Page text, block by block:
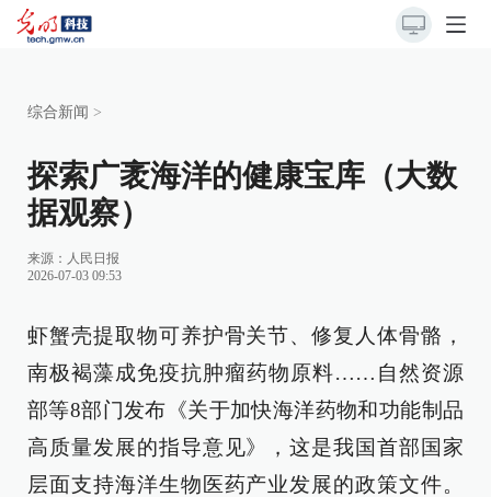
综合新闻 >
探索广袤海洋的健康宝库（大数
据观察）
来源： 人民日报
2026-07-03 09:53
虾蟹壳提取物可养护骨关节、修复人体骨骼，
南极褐藻成免疫抗肿瘤药物原料……自然资源
部等8部门发布《关于加快海洋药物和功能制品
高质量发展的指导意见》，这是我国首部国家
层面支持海洋生物医药产业发展的政策文件。